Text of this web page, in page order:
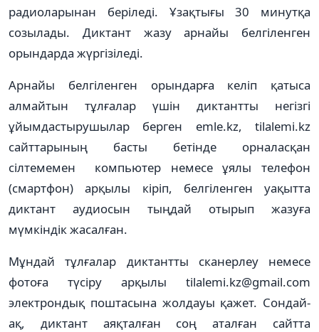
радиоларынан беріледі. Ұзақтығы 30 минутқа
созылады. Диктант жазу арнайы белгіленген
орындарда жүргізіледі.
Арнайы белгіленген орындарға келіп қатыса
алмайтын тұлғалар үшін диктантты негізгі
ұйымдастырушылар берген emle.kz, tilalemi.kz
сайттарының басты бетінде орналасқан
сілтемемен компьютер немесе ұялы телефон
(смартфон) арқылы кіріп, белгіленген уақытта
диктант аудиосын тыңдай отырып жазуға
мүмкіндік жасалған.
Мұндай тұлғалар диктантты сканерлеу немесе
фотоға түсіру арқылы tilalemi.kz@gmail.com
электрондық поштасына жолдауы қажет. Сондай-
ақ, диктант аяқталған соң аталған сайтта